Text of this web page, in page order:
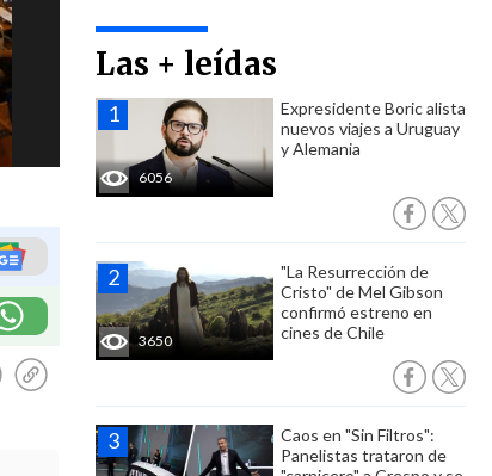
Las + leídas
6056
Expresidente Boric alista
nuevos viajes a Uruguay
y Alemania
3650
"La Resurrección de
Cristo" de Mel Gibson
confirmó estreno en
cines de Chile
Caos en "Sin Filtros":
Panelistas trataron de